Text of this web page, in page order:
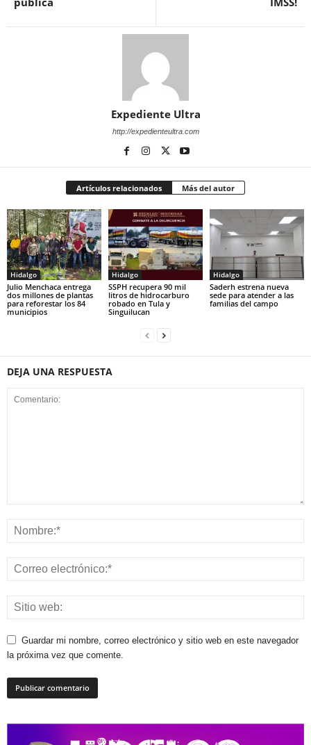
Expediente Ultra
http://expedienteultra.com
Artículos relacionados Más del autor
Hidalgo
Julio Menchaca entrega
dos millones de plantas
para reforestar los 84
municipios
Hidalgo
SSPH recupera 90 mil
litros de hidrocarburo
robado en Tula y
Singuilucan
Hidalgo
Saderh estrena nueva
sede para atender a las
familias del campo
DEJA UNA RESPUESTA
Guardar mi nombre, correo electrónico y sitio web en este navegador
la próxima vez que comente.